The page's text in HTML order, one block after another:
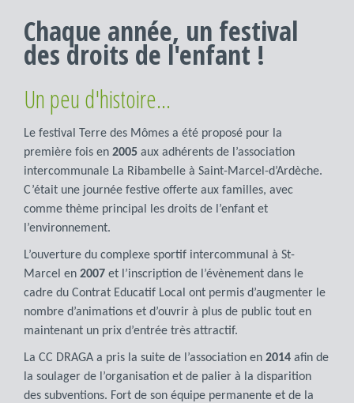
Chaque année, un festival
des droits de l'enfant !
Un peu d'histoire...
Le festival Terre des Mômes a été proposé pour la
première fois en 2005 aux adhérents de l’association
intercommunale La Ribambelle à Saint-Marcel-d’Ardèche.
C’était une journée festive offerte aux familles, avec
comme thème principal les droits de l’enfant et
l’environnement.
L’ouverture du complexe sportif intercommunal à St-
Marcel en 2007 et l’inscription de l’évènement dans le
cadre du Contrat Educatif Local ont permis d’augmenter le
nombre d’animations et d’ouvrir à plus de public tout en
maintenant un prix d’entrée très attractif.
La CC DRAGA a pris la suite de l’association en 2014 afin de
la soulager de l’organisation et de palier à la disparition
des subventions. Fort de son équipe permanente et de la